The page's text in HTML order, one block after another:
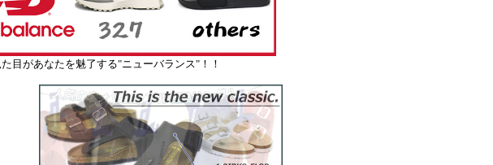
目があなたを魅了する"ニューバランス"！！